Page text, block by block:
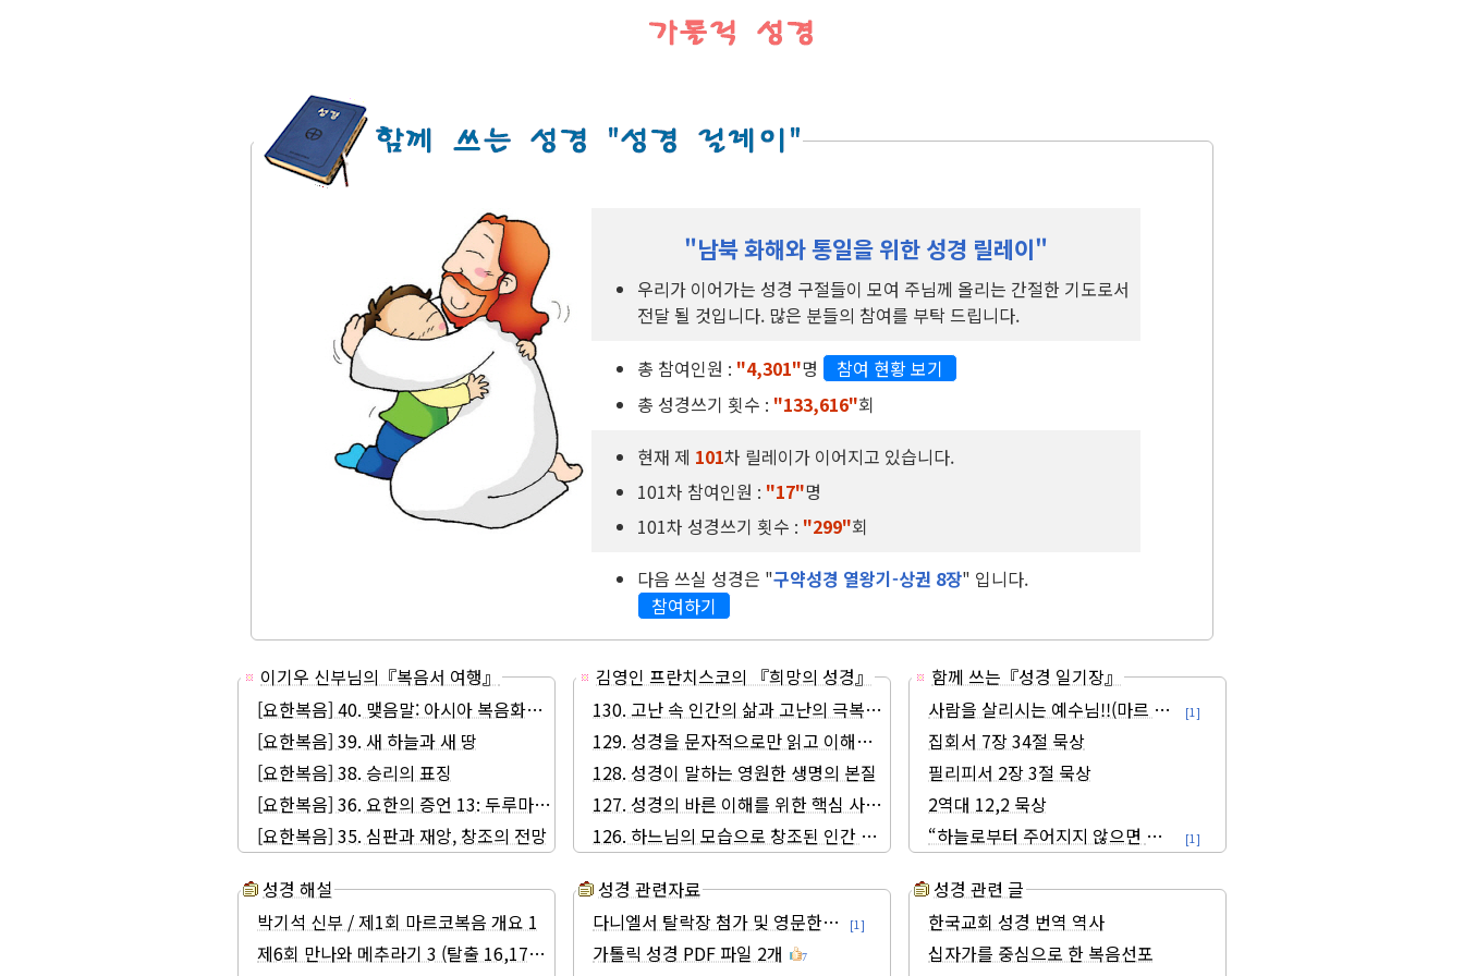
"남북 화해와 통일을 위한 성경 릴레이"
우리가 이어가는 성경 구절들이 모여 주님께 올리는 간절한 기도로서
전달 될 것입니다. 많은 분들의 참여를 부탁 드립니다.
총 참여인원 : "4,301"명
참여 현황 보기
총 성경쓰기 횟수 : "133,616"회
현재 제 101차 릴레이가 이어지고 있습니다.
101차 참여인원 : "17"명
101차 성경쓰기 횟수 : "299"회
다음 쓰실 성경은 "
구약성경 열왕기-상권 8장 " 입니다.
참여하기
이기우 신부님의『복음서 여행』
[요한복음] 40. 맺음말: 아시아 복음화를 위한 파스카의 전망
[요한복음] 39. 새 하늘과 새 땅
[요한복음] 38. 승리의 표징
[요한복음] 36. 요한의 증언 13: 두루마리의 메시지 I
[요한복음] 35. 심판과 재앙, 창조의 전망
김영인 프란치스코의 『희망의 성경』
130. 고난 속 인간의 삶과 고난의 극복(克服)
129. 성경을 문자적으로만 읽고 이해하고 해석해서는 안 된다.
128. 성경이 말하는 영원한 생명의 본질
127. 성경의 바른 이해를 위한 핵심 사항들
126. 하느님의 모습으로 창조된 인간 창조와 관련한 여러 이슈들
함께 쓰는『성경 일기장』
사람을 살리시는 예수님!!(마르 3,1-6)
[1]
집회서 7장 34절 묵상
필리피서 2장 3절 묵상
2역대 12,2 묵상
“하늘로부터 주어지지 않으면 사람은 아무것도 받을 수 없다. (요한 3, 27)
[1]
성경 해설
박기석 신부 / 제1회 마르코복음 개요 1
제6회 만나와 메추라기 3 (탈출 16,17-36)
성경 관련자료
다니엘서 탈락장 첨가 및 영문한글 혼합절 마무리 수정요망
[1]
가톨릭 성경 PDF 파일 2개 7
성경 관련 글
한국교회 성경 번역 역사
십자가를 중심으로 한 복음선포